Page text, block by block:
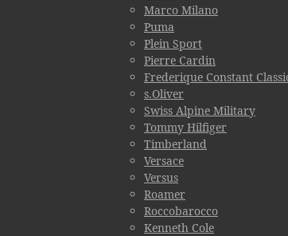
Marco Milano
Puma
Plein Sport
Pierre Cardin
Frederique Constant
s.Oliver
Swiss Alpine Military
Tommy Hilfiger
Timberland
Versace
Versus
Roamer
Roccobarocco
Kenneth Cole